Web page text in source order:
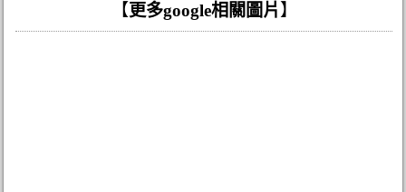
【 更多google相關圖片 】